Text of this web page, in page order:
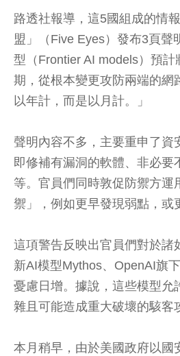
路透社報導，這5國組成的情
盟」（Five Eyes）發布3頁聲
型（Frontier AI models）預計
期，從根本變更攻防兩端的網
以年計，而是以月計。」
聲明內容不多，主要重申了資
即修補有漏洞的軟體、非必要
等。官員們同時敦促防禦方運
禦」，例如更早發現弱點，或
這項警告反映出官員們對於諸
新AI模型Mythos、OpenAI旗
憂慮日增。據說，這些模型允
雜且可能造成重大破壞的駭客
本月稍早，由於美國政府以國